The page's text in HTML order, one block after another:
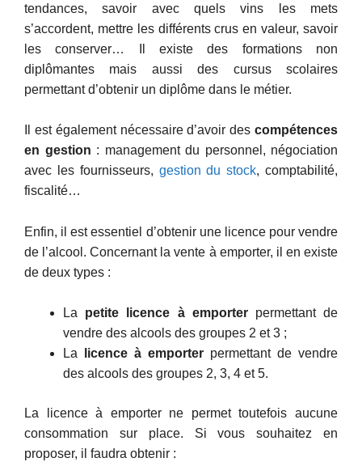
tendances, savoir avec quels vins les mets
s’accordent, mettre les différents crus en valeur, savoir
les conserver… Il existe des formations non
diplômantes mais aussi des cursus scolaires
permettant d’obtenir un diplôme dans le métier.
Il est également nécessaire d’avoir des compétences
en gestion : management du personnel, négociation
avec les fournisseurs, gestion du stock, comptabilité,
fiscalité…
Enfin, il est essentiel d’obtenir une licence pour vendre
de l’alcool. Concernant la vente à emporter, il en existe
de deux types :
La petite licence à emporterpermettant de
vendre des alcools des groupes 2 et 3 ;
La
licence à emporter permettant de vendre
des alcools des groupes 2, 3, 4 et 5.
La licence à emporter ne permet toutefois aucune
consommation sur place. Si vous souhaitez en
proposer, il faudra obtenir :